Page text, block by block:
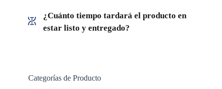
¿Cuánto tiempo tardará el producto en
estar listo y entregado?
Categorías de Producto